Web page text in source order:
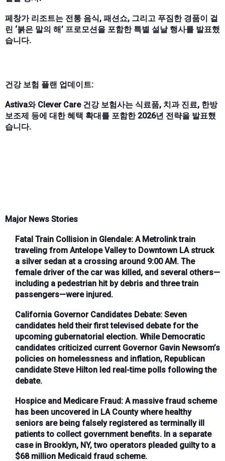
페창가 리조트는 전통 음식, 패션쇼, 그리고 푸짐한 경품이 걸
린 ‘붉은 말의 해’ 프로모션을 포함한 특별 설날 행사를 발표했
습니다.
건강 보험 플랜 업데이트:
Astiva와 Clever Care 건강 보험사는 식료품, 치과 진료, 한방
보조제 등에 대한 혜택 확대를 포함한 2026년 전략을 발표했
습니다.
Major News Stories
Fatal Train Collision in Glendale: A Metrolink train
traveling from Antelope Valley to Downtown LA struck
a silver sedan at a crossing around 9:00 AM. The
female driver of the car was killed, and several others—
including a pedestrian hit by debris and three train
passengers—were injured.
California Governor Candidates Debate: Seven
candidates held their first televised debate for the
upcoming gubernatorial election. While Democratic
candidates criticized current Governor Gavin Newsom’s
policies on homelessness and inflation, Republican
candidate Steve Hilton led real-time polls following the
debate.
Hospice and Medicare Fraud: A massive fraud scheme
has been uncovered in LA County where healthy
seniors are being falsely registered as terminally ill
patients to collect government benefits. In a separate
case in Brooklyn, NY, two operators pleaded guilty to a
$68 million Medicaid fraud scheme.